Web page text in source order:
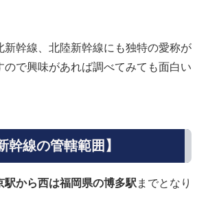
新幹線、北陸新幹線にも独特の愛称が
ので興味があれば調べてみても面白い
幹線の管轄範囲】
駅から西は福岡県の博多駅 までとなり